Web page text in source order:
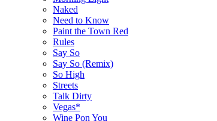
Naked
Need to Know
Paint the Town Red
Rules
Say So
Say So (Remix)
So High
Streets
Talk Dirty
Vegas*
Wine Pon You